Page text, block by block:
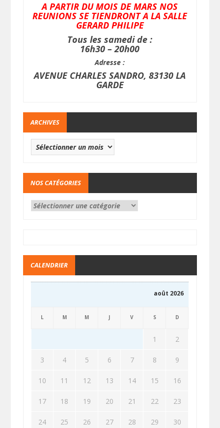
A PARTIR DU MOIS DE MARS NOS
REUNIONS SE TIENDRONT A LA SALLE
GERARD PHILIPE
Tous les samedi de :
16h30 – 20h00
Adresse :
AVENUE CHARLES SANDRO, 83130 LA
GARDE
ARCHIVES
NOS CATÉGORIES
CALENDRIER
août 2026
L M M J V S D
1 2
3 4 5 6 7 8 9
10 11 12 13 14 15 16
17 18 19 20 21 22 23
24 25 26 27 28 29 30